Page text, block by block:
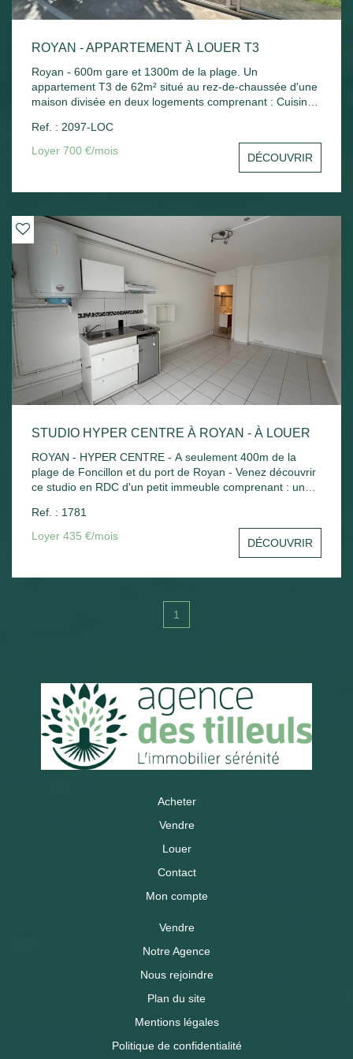
ROYAN - APPARTEMENT À LOUER T3
Royan - 600m gare et 1300m de la plage. Un
appartement T3 de 62m² situé au rez-de-chaussée d'une
maison divisée en deux logements comprenant : Cuisine
et wc. Chauffage électrique. Jardin commun.
Ref. : 2097-LOC
Loyer 700 €/mois
DÉCOUVRIR
STUDIO HYPER CENTRE À ROYAN - À LOUER
ROYAN - HYPER CENTRE - A seulement 400m de la
plage de Foncillon et du port de Royan - Venez découvrir
ce studio en RDC d'un petit immeuble comprenant : une
Chauffage électrique.
Ref. : 1781
Loyer 435 €/mois
DÉCOUVRIR
1
Acheter
Vendre
Louer
Contact
Mon compte
Vendre
Notre Agence
Nous rejoindre
Plan du site
Mentions légales
Politique de confidentialité